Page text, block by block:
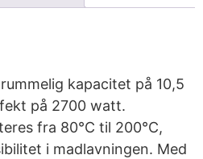
kapacitet på 10,5
på 2700 watt.
fra 80°C til 200°C,
i madlavningen. Med